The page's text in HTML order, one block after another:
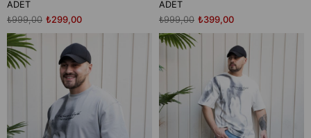
ADET
₺299,00
₺999,00
ADET
₺399,00
₺999,00